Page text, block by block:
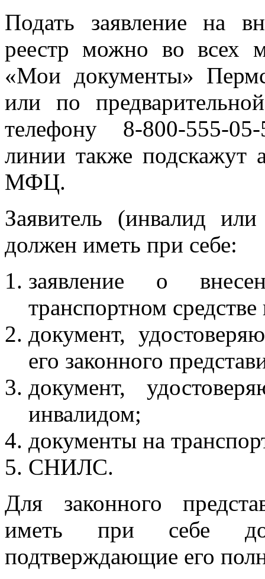
Подать заявление на
реестр можно во всех
«Мои документы»
или по
телефону 8-800-555-
линии также подскажут
МФЦ.
Заявитель (инвалид
должен иметь при себе:
заявление о
транспортном средстве
документ,
его законного
документ,
инвалидом;
документы на
СНИЛС.
Для законного
иметь при себе
подтверждающие его